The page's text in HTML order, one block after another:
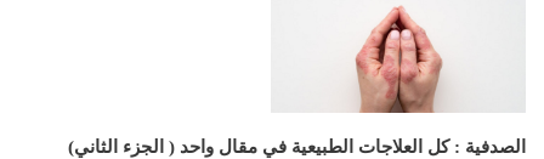
الصدفية : كل العلاجات الطبيعية في مقال واحد ( الجزء الثاني)